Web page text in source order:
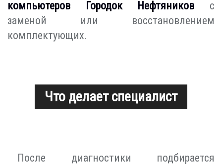
компьютеров Городок Нефтяников с
заменой или восстановлением
комплектующих.
Что делает специалист
После диагностики подбирается